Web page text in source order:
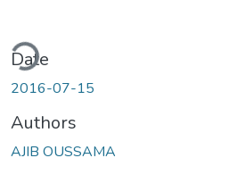
Date
2016-07-15
Authors
AJIB OUSSAMA